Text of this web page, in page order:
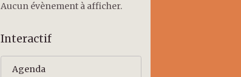
Aucun évènement à afficher.
Interactif
Agenda